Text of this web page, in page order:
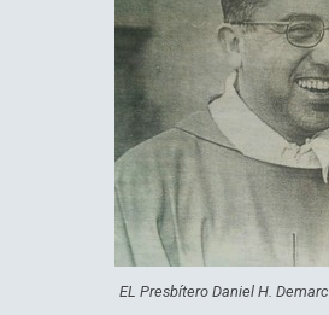
EL Presbítero Daniel H.